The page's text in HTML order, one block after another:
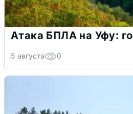
Атака БПЛА на Уфу:
5 августа 0